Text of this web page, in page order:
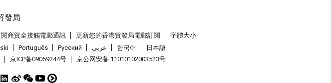
閱商貿全接觸電郵通訊 更新您的香港貿發局電郵訂閱
字體大小
Português Pусский عربى 한국어
日本語
京ICP备09059244号 京公网安备 11010102003523号